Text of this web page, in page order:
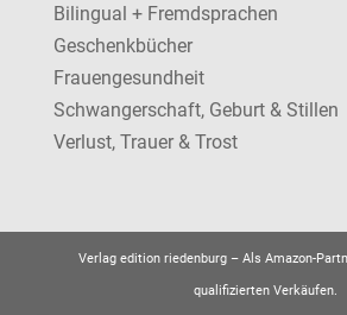
Bilingual + Fremdsprachen
Geschenkbücher
Frauengesundheit
Schwangerschaft, Geburt & Stillen
Verlust, Trauer & Trost
Verlag edition riedenburg –Als Amazon-
qualifizierten Verkäufen.